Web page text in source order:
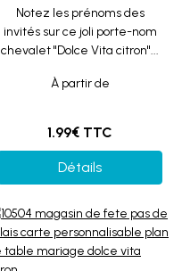
Notez les prénoms des
invités sur ce joli porte-nom
chevalet "Dolce Vita citron"...
À partir de
1.99€ TTC
Détails